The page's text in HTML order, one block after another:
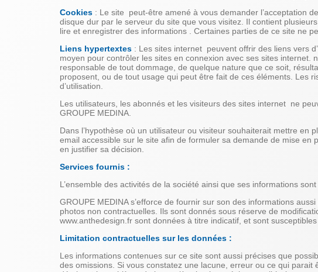
Cookies : Le site peut-être amené à vous demander l’acceptation
disque dur par le serveur du site que vous visitez. Il contient
lire et enregistrer des informations . Certaines parties de ce site ne
Liens hypertextes : Les sites internet peuvent offrir des liens vers
moyen pour contrôler les sites en connexion avec ses sites
responsable de tout dommage, de quelque nature que ce soit,
proposent, ou de tout usage qui peut être fait de ces éléments. Les
d’utilisation.
Les utilisateurs, les abonnés et les visiteurs des sites internet ne
GROUPE MEDINA.
Dans l’hypothèse où un utilisateur ou visiteur souhaiterait mettre en
email accessible sur le site afin de formuler sa demande de mise en
en justifier sa décision.
Services fournis :
L’ensemble des activités de la société ainsi que ses informations
GROUPE MEDINA s’efforce de fournir sur son des informations
photos non contractuelles. Ils sont donnés sous réserve de
www.anthedesign.fr sont données à titre indicatif, et sont
Limitation contractuelles sur les données :
Les informations contenues sur ce site sont aussi précises que
des omissions. Si vous constatez une lacune, erreur ou ce qui